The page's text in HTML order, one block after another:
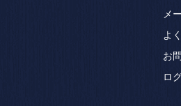
メ
よ
お
ロ